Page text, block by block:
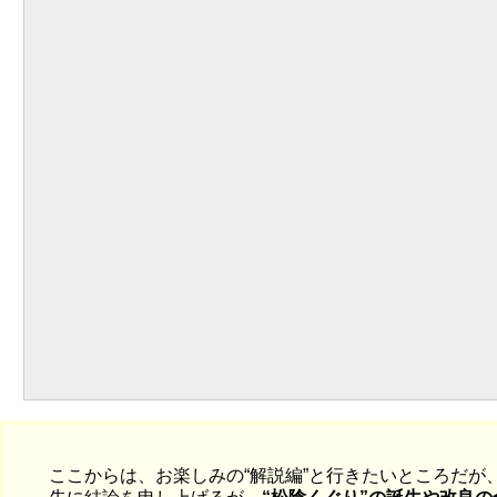
ここからは、お楽しみの“解説編”と行きたいところだが